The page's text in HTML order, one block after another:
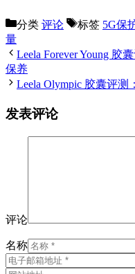
分类 评论 标签 5G保
量
Leela Forever Young 胶
保养
Leela Olympic 胶囊评
发表评论
评论
名称